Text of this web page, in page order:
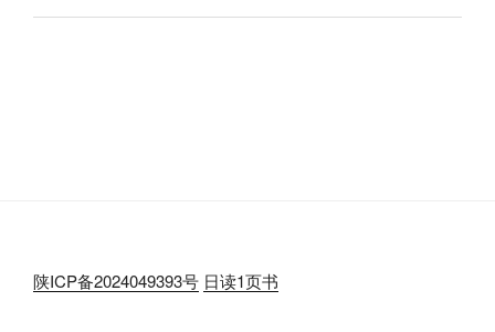
陕ICP备2024049393号 日读1页书